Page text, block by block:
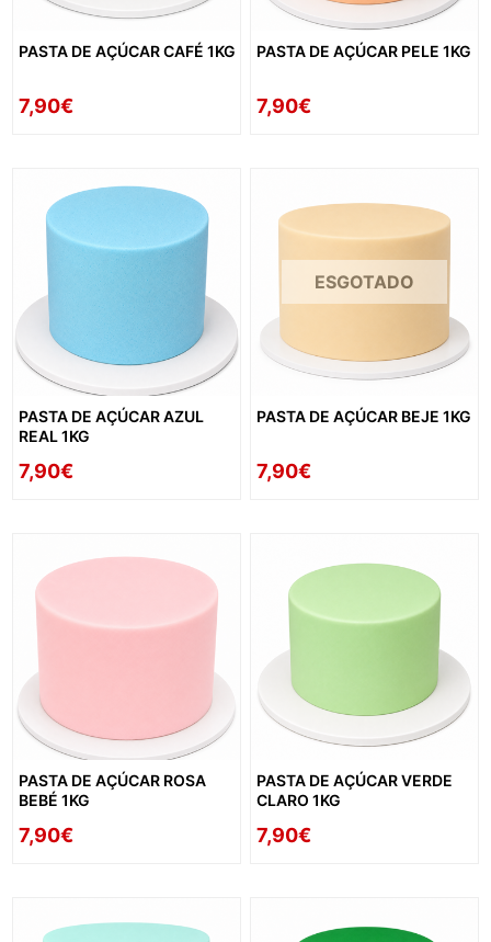
PASTA DE AÇÚCAR CAFÉ 1KG
7,90€
PASTA DE AÇÚCAR PELE 1KG
7,90€
PASTA DE AÇÚCAR AZUL
REAL 1KG
7,90€
ESGOTADO
PASTA DE AÇÚCAR BEJE 1KG
7,90€
PASTA DE AÇÚCAR ROSA
BEBÉ 1KG
7,90€
PASTA DE AÇÚCAR VERDE
CLARO 1KG
7,90€